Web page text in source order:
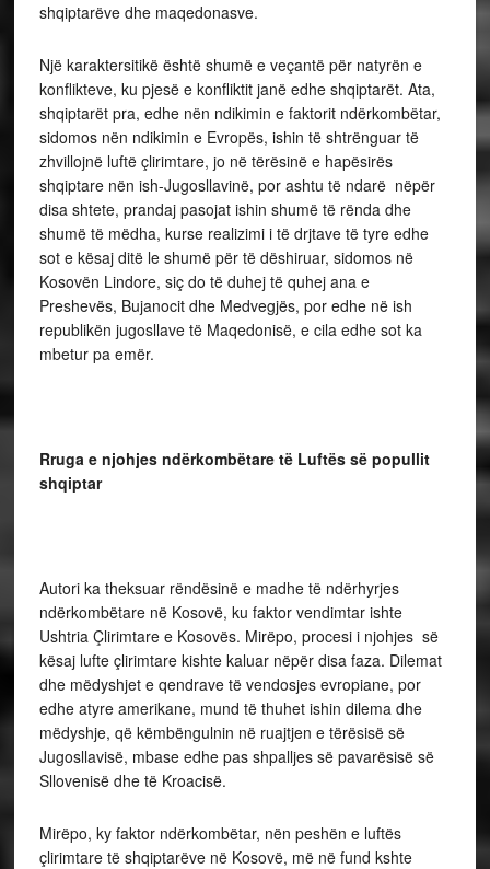
shqiptarëve dhe maqedonasve.
Një karaktersitikë është shumë e veçantë për natyrën e
konflikteve, ku pjesë e konfliktit janë edhe shqiptarët. Ata,
shqiptarët pra, edhe nën ndikimin e faktorit ndërkombëtar,
sidomos nën ndikimin e Evropës, ishin të shtrënguar të
zhvillojnë luftë çlirimtare, jo në tërësinë e hapësirës
shqiptare nën ish-Jugosllavinë, por ashtu të ndarë nëpër
disa shtete, prandaj pasojat ishin shumë të rënda dhe
shumë të mëdha, kurse realizimi i të drjtave të tyre edhe
sot e kësaj ditë le shumë për të dëshiruar, sidomos në
Kosovën Lindore, siç do të duhej të quhej ana e
Preshevës, Bujanocit dhe Medvegjës, por edhe në ish
republikën jugosllave të Maqedonisë, e cila edhe sot ka
mbetur pa emër.
Rruga e njohjes ndërkombëtare të Luftës së popullit
shqiptar
Autori ka theksuar rëndësinë e madhe të ndërhyrjes
ndërkombëtare në Kosovë, ku faktor vendimtar ishte
Ushtria Çlirimtare e Kosovës. Mirëpo, procesi i njohjes së
kësaj lufte çlirimtare kishte kaluar nëpër disa faza. Dilemat
dhe mëdyshjet e qendrave të vendosjes evropiane, por
edhe atyre amerikane, mund të thuhet ishin dilema dhe
mëdyshje, që këmbëngulnin në ruajtjen e tërësisë së
Jugosllavisë, mbase edhe pas shpalljes së pavarësisë së
Sllovenisë dhe të Kroacisë.
Mirëpo, ky faktor ndërkombëtar, nën peshën e luftës
çlirimtare të shqiptarëve në Kosovë, më në fund kshte